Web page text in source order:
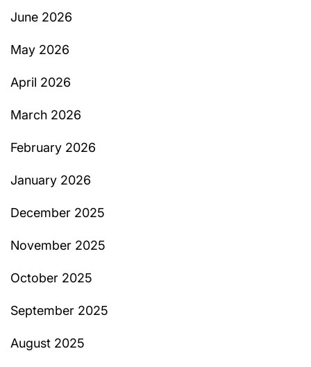
June 2026
May 2026
April 2026
March 2026
February 2026
January 2026
December 2025
November 2025
October 2025
September 2025
August 2025